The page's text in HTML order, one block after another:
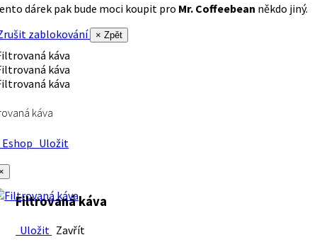
dárek pak bude moci koupit pro Mr. Coffeebean někdo jiný.
zablokování
× Zpět
káva
Uložit
Filtrovaná káva
Uložit Zavřít